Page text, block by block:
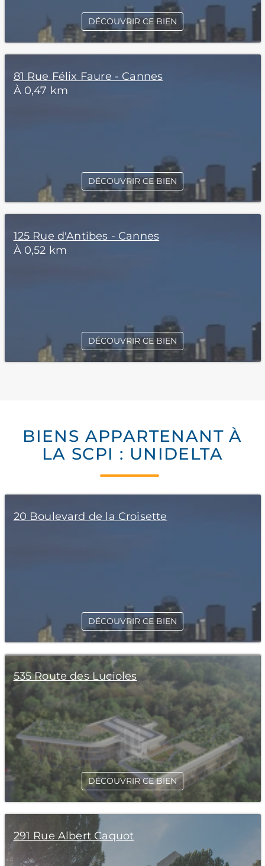
DÉCOUVRIR CE BIEN
81 Rue Félix Faure - Cannes
À 0,47 km
DÉCOUVRIR CE BIEN
125 Rue d'Antibes - Cannes
À 0,52 km
DÉCOUVRIR CE BIEN
BIENS APPARTENANT À
LA SCPI : UNIDELTA
20 Boulevard de la Croisette
DÉCOUVRIR CE BIEN
535 Route des Lucioles
DÉCOUVRIR CE BIEN
291 Rue Albert Caquot